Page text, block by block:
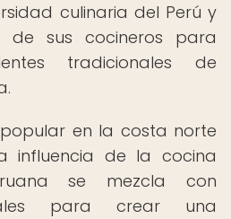
culinaria del Perú y
sus cocineros para
tradicionales de
en la costa norte
influencia de la cocina
se mezcla con
para crear una